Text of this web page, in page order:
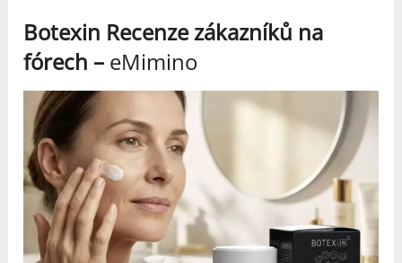
Botexin Recenze zákazníků na
fórech – eMimino